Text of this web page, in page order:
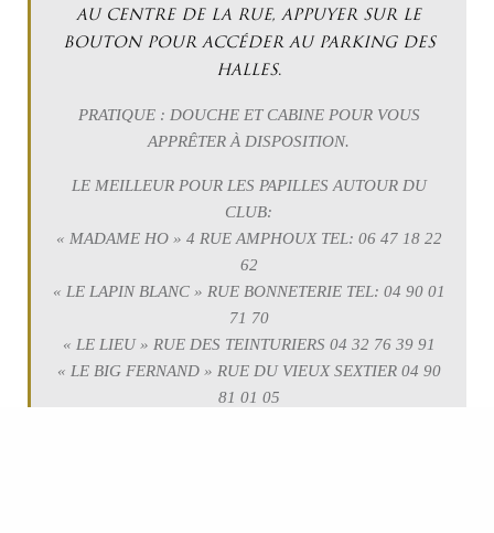
AU CENTRE DE LA RUE, APPUYER SUR LE
BOUTON POUR ACCÉDER AU PARKING DES
HALLES.
PRATIQUE : DOUCHE ET CABINE POUR VOUS
APPRÊTER À DISPOSITION.
LE MEILLEUR POUR LES PAPILLES AUTOUR DU
CLUB:
« MADAME HO » 4 RUE AMPHOUX TEL: 06 47 18 22
62
« LE LAPIN BLANC » RUE BONNETERIE TEL: 04 90 01
71 70
« LE LIEU » RUE DES TEINTURIERS 04 32 76 39 91
« LE BIG FERNAND » RUE DU VIEUX SEXTIER 04 90
81 01 05